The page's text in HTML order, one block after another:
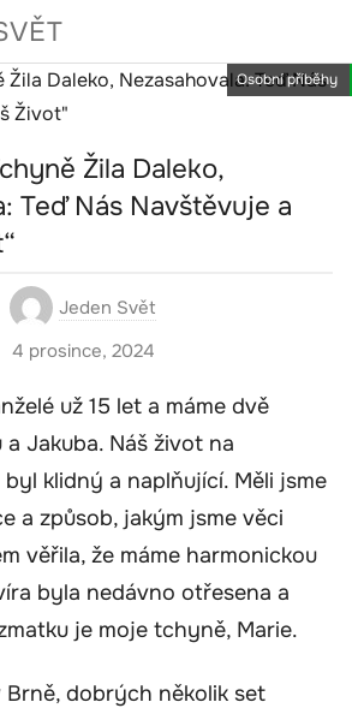
Osobní příběhy
Žila Daleko,
Teď Nás Navštěvuje a
Jeden Svět
4 prosince, 2024
už 15 let a máme dvě
a Jakuba. Náš život na
klidný a naplňující. Měli jsme
a způsob, jakým jsme věci
věřila, že máme harmonickou
byla nedávno otřesena a
je moje tchyně, Marie.
Brně, dobrých několik set